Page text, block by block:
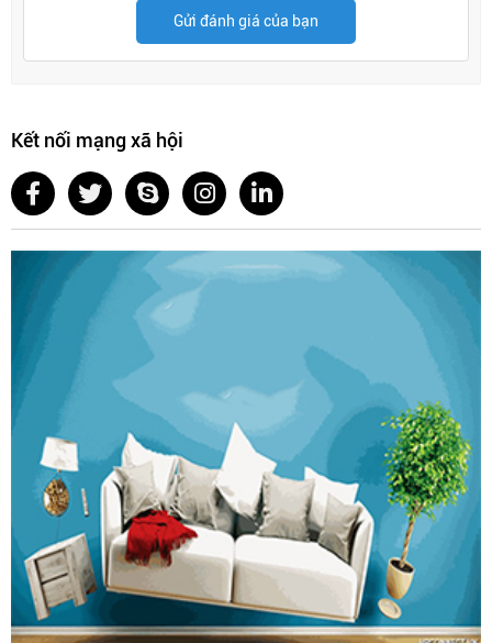
Gửi đánh giá của bạn
Kết nối mạng xã hội